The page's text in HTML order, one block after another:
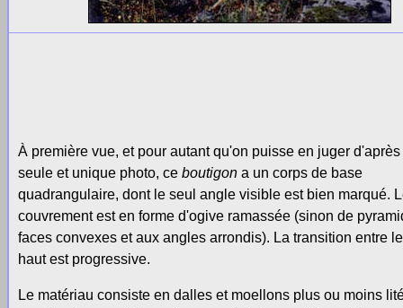
À première vue, et pour autant qu'on puisse en juger d'après
seule et unique photo, ce boutigon a un corps de base
quadrangulaire, dont le seul angle visible est bien marqué.
couvrement est en forme d'ogive ramassée (sinon de
faces convexes et aux angles arrondis). La transition entre
haut est progressive.
Le matériau consiste en dalles et moellons plus ou moins